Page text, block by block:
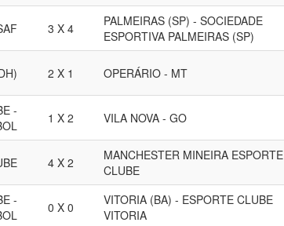
3 X 4
PALMEIRAS (SP) - SOCIEDADE
ESPORTIVA PALMEIRAS (SP)
2 X 1 OPERÁRIO - MT
-
1 X 2 VILA NOVA - GO
4 X 2
MANCHESTER MINEIRA ESPORTE
CLUBE
-
0 X 0
VITORIA (BA) - ESPORTE CLUBE
VITORIA